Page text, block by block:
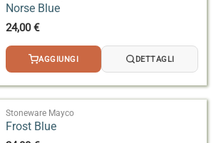
eccessiva può causare colature o
di piccoli fori.
Norse Blue
24,00€
AGGIUNGI DETTAGLI
Stoneware Mayco
Frost Blue